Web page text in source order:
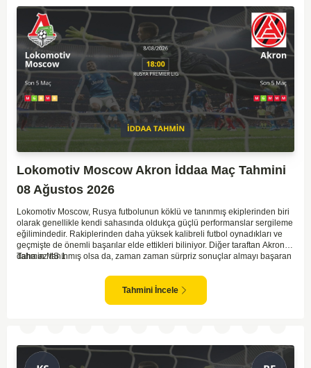
Lokomotiv Moscow Akron İddaa Maç Tahmini
08 Ağustos 2026
Lokomotiv Moscow, Rusya futbolunun köklü ve tanınmış ekiplerinden biri
olarak genellikle kendi sahasında oldukça güçlü performanslar sergileme
eğilimindedir. Rakiplerinden daha yüksek kalibreli futbol oynadıkları ve
geçmişte de önemli başarılar elde ettikleri biliniyor. Diğer taraftan Akron,
daha az tanınmış olsa da, zaman zaman sürpriz sonuçlar almayı başaran
ve güçlü ekipler karşısında istikrarlı bir performans sergilemekte
zorlanabilirler. Lokomotiv Moscow'un mevcut form durumunun ve evinde
oynama avantajının, bu karşılaşmada belirleyici olması muhtemel
Tahmin MS 1
Tahmini İncele